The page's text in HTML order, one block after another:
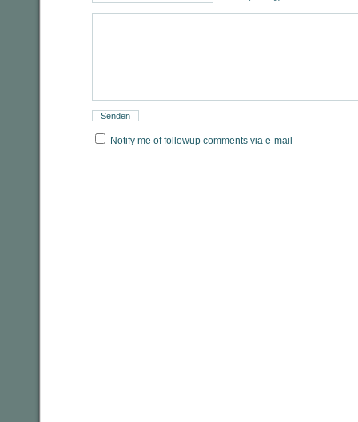
Notify me of followup comments via e-mail